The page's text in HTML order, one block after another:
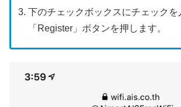
下のチェックボックスにチェックを
「Register」ボタンを押します。